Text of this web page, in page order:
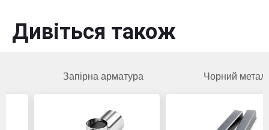
Дивіться також
Запірна арматура Чорний метал